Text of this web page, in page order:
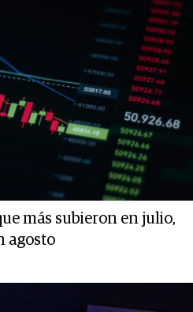
más subieron en julio,
agosto